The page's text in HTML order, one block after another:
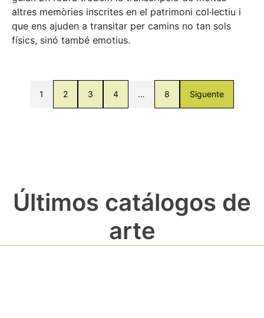
altres memòries inscrites en el patrimoni col·lectiu i
que ens ajuden a transitar per camins no tan sols
físics, sinó també emotius.
1 2 3 4 … 8 Siguente
Últimos catálogos de
arte